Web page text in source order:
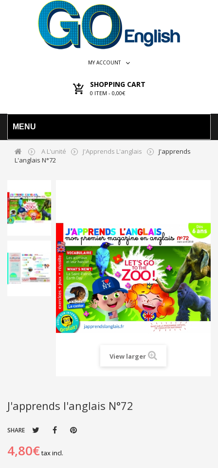
MY ACCOUNT
SHOPPING CART
0 ITEM - 0,00€
MENU
A L'unité J'Apprends L'anglais
J'apprends
L'anglais N°72
View larger
J'apprends l'anglais N°72
SHARE
4,80€tax incl.